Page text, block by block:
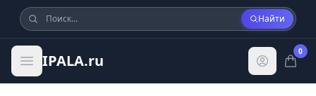
Найти
IPALA.ru
0